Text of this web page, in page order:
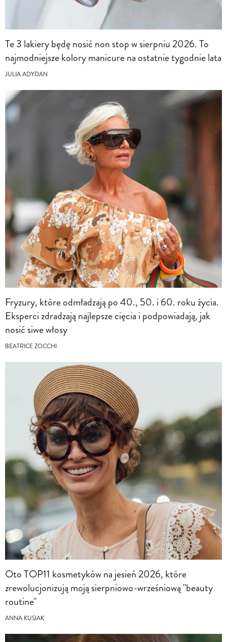
Te 3 lakiery będę nosić non stop w sierpniu 2026. To
najmodniejsze kolory manicure na ostatnie tygodnie lata
JULIA ADYDAN
Fryzury, które odmładzają po 40., 50. i 60. roku życia.
Eksperci zdradzają najlepsze cięcia i podpowiadają, jak
nosić siwe włosy
BEATRICE ZOCCHI
Oto TOP11 kosmetyków na jesień 2026, które
zrewolucjonizują moją sierpniowo-wrześniową "beauty
routine"
ANNA KUSIAK